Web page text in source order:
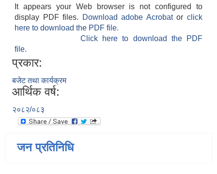
It appears your Web browser is not configured to
display PDF files.
Download adobe Acrobatorclick
here to download the PDF file.
Click here to download the PDF
file.
प्रकार:
बजेट तथा कार्यक्रम
आर्थिक वर्ष:
२०८२/०८३
जन प्रतिनिधि